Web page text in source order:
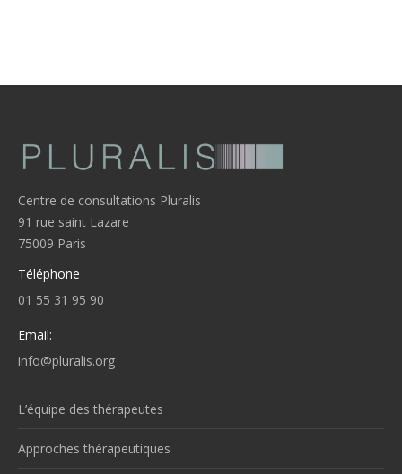
Centre de consultations Pluralis
91 rue saint Lazare
75009 Paris
Téléphone
01 55 31 95 90
Email:
info@pluralis.org
L’équipe des thérapeutes
Approches thérapeutiques